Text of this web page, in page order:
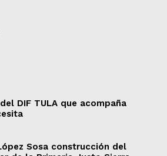
DIF TULA que acompaña
Sosa construcción del